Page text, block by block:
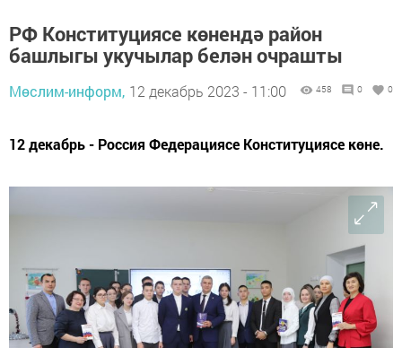
РФ Конституциясе көнендә район
башлыгы укучылар белән очрашты
Мөслим-информ, 12 декабрь 2023 - 11:00 458 0 0
12 декабрь - Россия Федерациясе Конституциясе көне.